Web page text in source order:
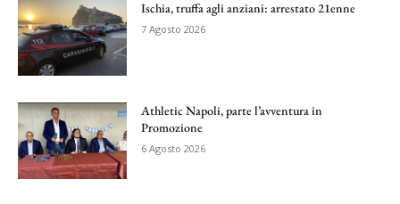
Ischia, truffa agli anziani: arrestato 21enne
7 Agosto 2026
Athletic Napoli, parte l’avventura in
Promozione
6 Agosto 2026